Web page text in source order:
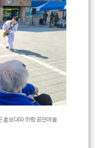
홍보대와 하람공연예술